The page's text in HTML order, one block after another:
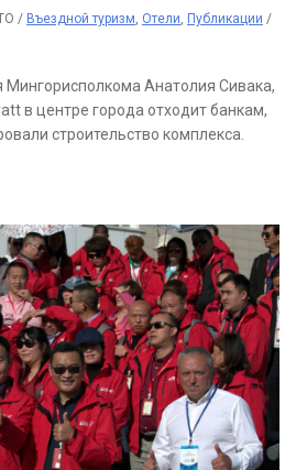
/ Въездной туризм Отели Публикации /
Мингорисполкома Анатолия Сивака,
в центре города отходит банкам,
строительство комплекса.